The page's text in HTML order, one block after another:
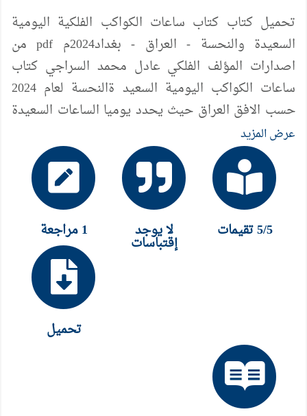
تحميل كتاب كتاب ساعات الكواكب الفلكية اليومية
السعيدة والنحسة - العراق - بغداد2024م pdf من
اصدارات المؤلف الفلكي عادل محمد السراجي كتاب
ساعات الكواكب اليومية السعيد ةالنحسة لعام 2024
حسب الافق العراق حيث يحدد يوميا الساعات السعيدة
اليومية
عرض المزيد
5/5 تقيمات لا يوجد
إقتباسات
1 مراجعة
تحميل